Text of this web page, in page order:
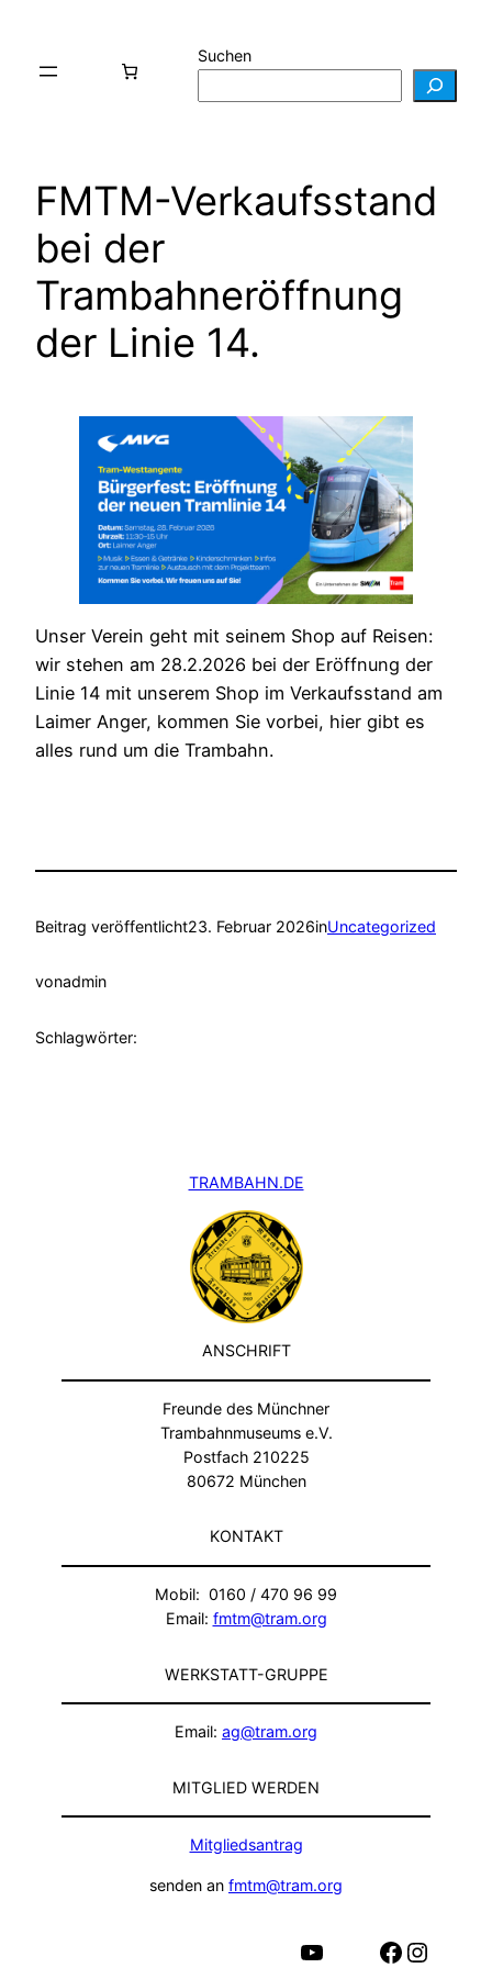
springen
Suchen
FMTM-Verkaufsstand
bei der
Trambahneröffnung
der Linie 14.
Unser Verein geht mit seinem Shop auf Reisen:
wir stehen am 28.2.2026 bei der Eröffnung der
Linie 14 mit unserem Shop im Verkaufsstand am
Laimer Anger, kommen Sie vorbei, hier gibt es
alles rund um die Trambahn.
Beitrag veröffentlicht23. Februar 2026inUncategorized
vonadmin
Schlagwörter:
TRAMBAHN.DE
ANSCHRIFT
Freunde des Münchner
Trambahnmuseums e.V.
Postfach 210225
80672 München
KONTAKT
Mobil: 0160 / 470 96 99
Email: fmtm@tram.org
WERKSTATT-GRUPPE
Email: ag@tram.org
MITGLIED WERDEN
Mitgliedsantrag
senden an fmtm@tram.org
Facebook Instagram
YouTube